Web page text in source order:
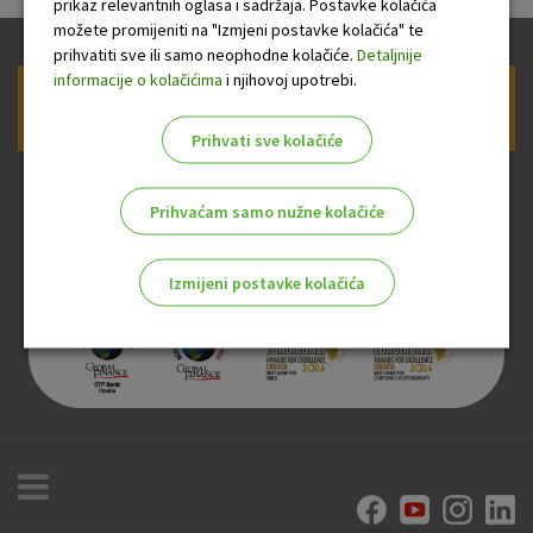
možete promijeniti na "Izmjeni postavke kolačića" te
prihvatiti sve ili samo neophodne kolačiće. Detaljnije
informacije o kolačićima i njihovoj upotrebi.
Prihvati sve kolačiće
Prihvaćam samo nužne kolačiće
Izmijeni postavke kolačića
Nužni kolačići
Analitički kolačići